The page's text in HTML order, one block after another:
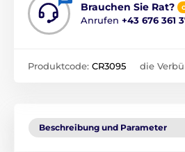
Brauchen Sie Rat?
Anrufen +43 676 361
Produktcode: CR3095 die
Beschreibung und Parameter